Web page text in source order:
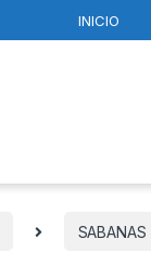
INICIO
SABANAS